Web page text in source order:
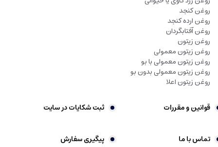
روغن کنجد
روغن ارده کنجد
روغن آفتابگردان
روغن زیتون
روغن زیتون معمولی
روغن زیتون معمولی با بو
روغن زیتون معمولی بدون بو
روغن زیتون اعلا
قوانین و مقررات ثبت شکایات در سایت
تماس با ما پیگیری سفارش